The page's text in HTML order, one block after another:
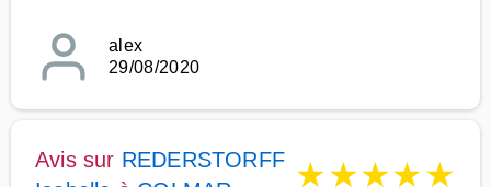
alex
29/08/2020
Avis sur REDERSTORFF ★★★★★